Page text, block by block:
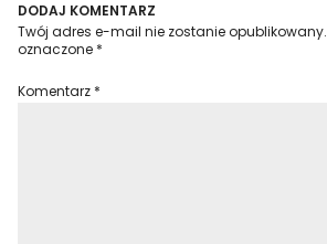
DODAJ KOMENTARZ
Twój adres e-mail nie zostanie opublikowany.
oznaczone *
Komentarz *